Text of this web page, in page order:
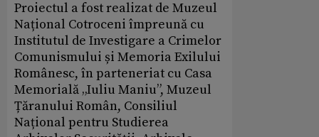
Proiectul a fost realizat de Muzeul
Național Cotroceni împreună cu
Institutul de Investigare a Crimelor
Comunismului și Memoria Exilului
Românesc, în parteneriat cu Casa
Memorială „Iuliu Maniu”, Muzeul
Țăranului Român, Consiliul
Național pentru Studierea